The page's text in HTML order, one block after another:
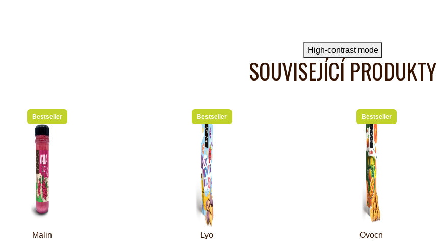
High-contrast mode
SOUVISEJÍCÍ PRODUKTY
Bestseller
Malin
Bestseller
Lyo
Bestseller
Ovocn